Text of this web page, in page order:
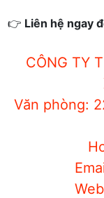
👉 Liên hệ ngay
CÔNG TY
Văn phòng: